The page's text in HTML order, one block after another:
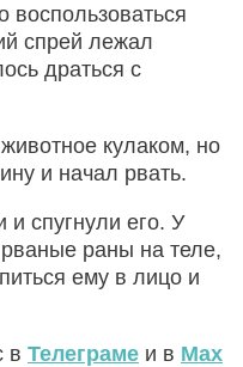
воспользоваться
спрей лежал
драться с
кулаком, но
и начал рвать.
и спугнули его. У
раны на теле,
ему в лицо и
в Телеграме и в Max